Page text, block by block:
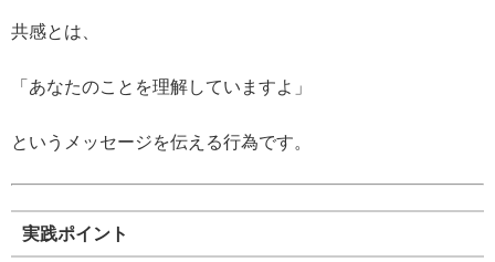
共感とは、
「あなたのことを理解していますよ」
というメッセージを伝える行為です。
実践ポイント